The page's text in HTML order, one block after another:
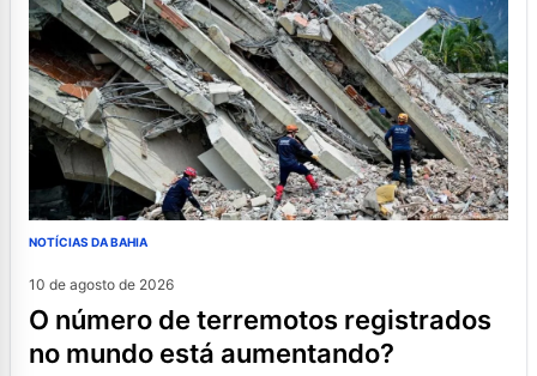
NOTÍCIAS DA BAHIA
10 de agosto de 2026
o número de terremotos registrados
no mundo está aumentando?